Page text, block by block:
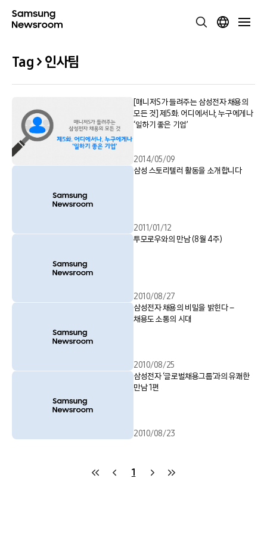
Tag > 인사팀
[매니저S가 들려주는 삼성전자 채용의
모든 것] 제5화. 어디에서나, 누구에게나
‘일하기 좋은 기업’
2014/05/09
삼성 스토리텔러 활동을 소개합니다
2011/01/12
투모로우와의 만남 (8월 4주)
2010/08/27
삼성전자 채용의 비밀을 밝힌다 –
채용도 소통의 시대
2010/08/25
삼성전자 ‘글로벌채용그룹’과의 유쾌한
만남 1편
2010/08/23
1